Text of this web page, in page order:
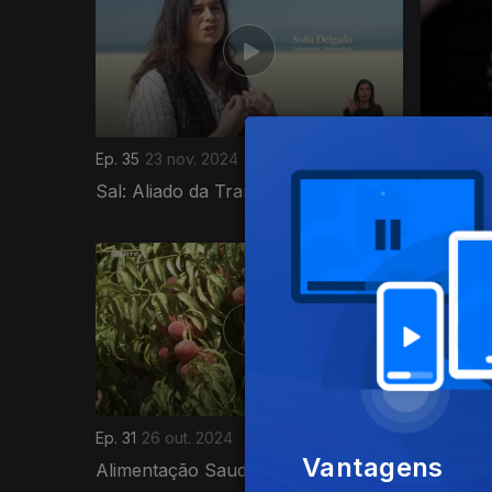
Ep. 35 23 nov. 2024
Sal: Aliado da Transição Energética
Ep. 31 26 out. 2024
Alimentação Saudável e Sustentável A Saúde
799006
Vantagens